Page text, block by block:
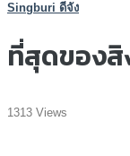
Singburi ดีจัง
ที่สุดของสิ
1313 Views